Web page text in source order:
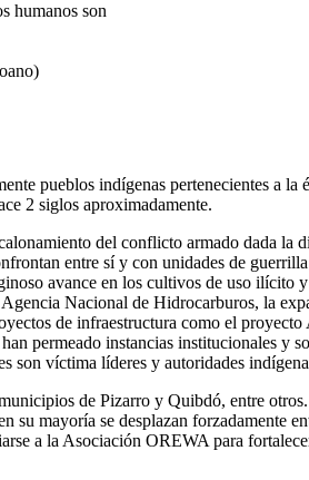
humanos son
pueblos indígenas pertenecientes a
2 siglos aproximadamente.
del conflicto armado dada la
entre sí y con unidades de
avance en los cultivos de uso ilícito
Nacional de Hidrocarburos, la
de infraestructura como el
permeado instancias institucionales
son víctima líderes y autoridades
de Pizarro y Quibdó, entre
su mayoría se desplazan forzadamente
a la Asociación OREWA para